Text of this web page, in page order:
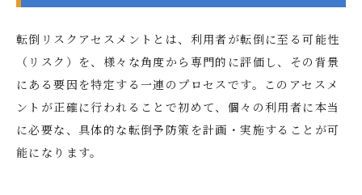
転倒リスクアセスメントとは、利用者が転倒に至る可能性
（リスク）を、様々な角度から専門的に評価し、その背景
にある要因を特定する一連のプロセスです。このアセスメ
ントが正確に行われることで初めて、個々の利用者に本当
に必要な、具体的な転倒予防策を計画・実施することが可
能になります。